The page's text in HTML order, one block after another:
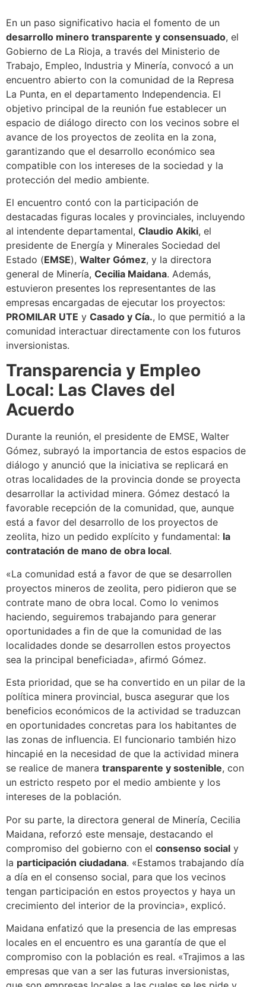
En un paso significativo hacia el fomento de un
desarrollo minero transparente y consensuado, el
Gobierno de La Rioja, a través del Ministerio de
Trabajo, Empleo, Industria y Minería, convocó a un
encuentro abierto con la comunidad de la Represa
La Punta, en el departamento Independencia. El
objetivo principal de la reunión fue establecer un
espacio de diálogo directo con los vecinos sobre el
avance de los proyectos de zeolita en la zona,
garantizando que el desarrollo económico sea
compatible con los intereses de la sociedad y la
protección del medio ambiente.
El encuentro contó con la participación de
destacadas figuras locales y provinciales, incluyendo
al intendente departamental, Claudio Akiki, el
presidente de Energía y Minerales Sociedad del
Estado (EMSE), Walter Gómez, y la directora
general de Minería, Cecilia Maidana. Además,
estuvieron presentes los representantes de las
empresas encargadas de ejecutar los proyectos:
PROMILAR UTE y Casado y Cía., lo que permitió a la
comunidad interactuar directamente con los futuros
inversionistas.
Transparencia y Empleo
Local: Las Claves del
Acuerdo
Durante la reunión, el presidente de EMSE, Walter
Gómez, subrayó la importancia de estos espacios de
diálogo y anunció que la iniciativa se replicará en
otras localidades de la provincia donde se proyecta
desarrollar la actividad minera. Gómez destacó la
favorable recepción de la comunidad, que, aunque
está a favor del desarrollo de los proyectos de
zeolita, hizo un pedido explícito y fundamental: la
contratación de mano de obra local.
«La comunidad está a favor de que se desarrollen
proyectos mineros de zeolita, pero pidieron que se
contrate mano de obra local. Como lo venimos
haciendo, seguiremos trabajando para generar
oportunidades a fin de que la comunidad de las
localidades donde se desarrollen estos proyectos
sea la principal beneficiada», afirmó Gómez.
Esta prioridad, que se ha convertido en un pilar de la
política minera provincial, busca asegurar que los
beneficios económicos de la actividad se traduzcan
en oportunidades concretas para los habitantes de
las zonas de influencia. El funcionario también hizo
hincapié en la necesidad de que la actividad minera
se realice de manera transparente y sostenible, con
un estricto respeto por el medio ambiente y los
intereses de la población.
Por su parte, la directora general de Minería, Cecilia
Maidana, reforzó este mensaje, destacando el
compromiso del gobierno con el consenso social y
la participación ciudadana. «Estamos trabajando día
a día en el consenso social, para que los vecinos
tengan participación en estos proyectos y haya un
crecimiento del interior de la provincia», explicó.
Maidana enfatizó que la presencia de las empresas
locales en el encuentro es una garantía de que el
compromiso con la población es real. «Trajimos a las
empresas que van a ser las futuras inversionistas,